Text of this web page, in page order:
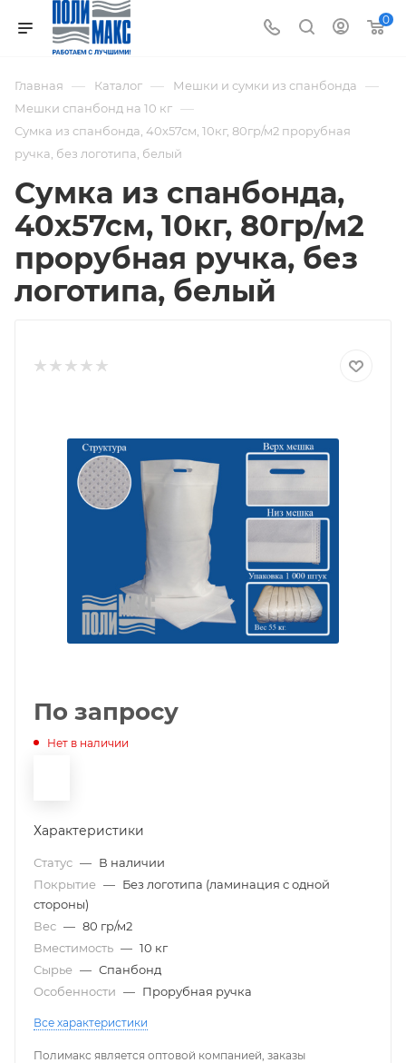
0
Главная — Каталог — Мешки и сумки из спанбонда —
Мешки спанбонд на 10 кг —
Сумка из спанбонда, 40х57см, 10кг, 80гр/м2 прорубная
ручка, без логотипа, белый
Сумка из спанбонда,
40х57см, 10кг, 80гр/м2
прорубная ручка, без
логотипа, белый
По запросу
Нет в наличии
Характеристики
Статус — В наличии
Покрытие — Без логотипа (ламинация с одной
стороны)
Вес — 80 гр/м2
Вместимость — 10 кг
Сырье — Спанбонд
Особенности — Прорубная ручка
Все характеристики
Полимакс является оптовой компанией, заказы